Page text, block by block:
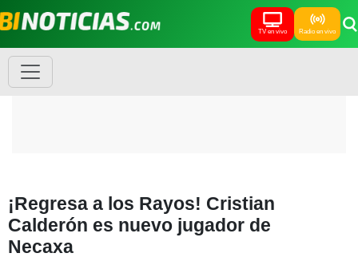
TV en vivo Radio en vivo
¡Regresa a los Rayos! Cristian
Calderón es nuevo jugador de
Necaxa